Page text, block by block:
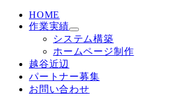
HOME
作業実績
システム構築
ホームページ制作
越谷近辺
パートナー募集
お問い合わせ